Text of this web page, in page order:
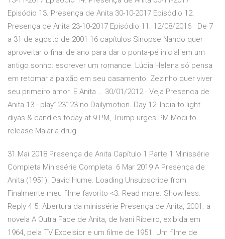
Episódio 13. Presença de Anita 30-10-2017 Episódio 12.
Presença de Anita 23-10-2017 Episódio 11. 12/08/2016 · De 7
a 31 de agosto de 2001 16 capítulos Sinopse Nando quer
aproveitar o final de ano para dar o ponta-pé inicial em um
antigo sonho: escrever um romance. Lúcia Helena só pensa
em retomar a paixão em seu casamento. Zezinho quer viver
seu primeiro amor. E Anita … 30/01/2012 · Veja Presenca de
Anita 13 - play123123 no Dailymotion. Day 12: India to light
diyas & candles today at 9 PM, Trump urges PM Modi to
release Malaria drug
31 Mai 2018 Presença de Anita Capítulo 1 Parte 1 Minissérie
Completa Minissérie Completa 6 Mar 2019 A Presença de
Anita (1951). David Hume. Loading Unsubscribe from
Finalmente meu filme favorito <3. Read more. Show less.
Reply 4 5. Abertura da minissérie Presença de Anita, 2001. a
novela A Outra Face de Anita, de Ivani Ribeiro, exibida em
1964, pela TV Excelsior e um filme de 1951. Um filme de